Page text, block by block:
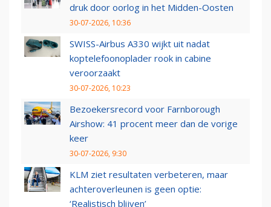
druk door oorlog in het Midden-Oosten
30-07-2026, 10:36
SWISS-Airbus A330 wijkt uit nadat
koptelefoonoplader rook in cabine
veroorzaakt
30-07-2026, 10:23
Bezoekersrecord voor Farnborough
Airshow: 41 procent meer dan de vorige
keer
30-07-2026, 9:30
KLM ziet resultaten verbeteren, maar
achteroverleunen is geen optie:
‘Realistisch blijven’